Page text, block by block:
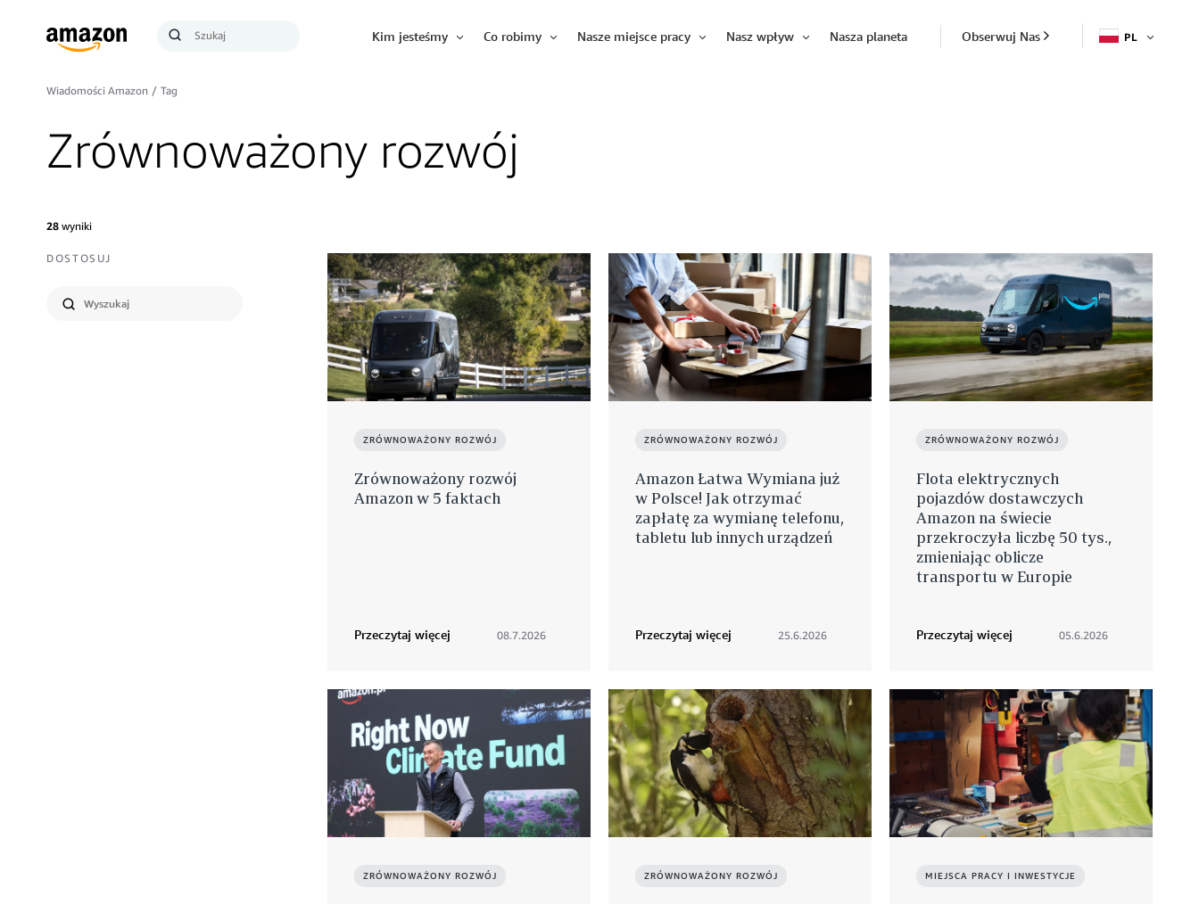
Szukaj
Kim jesteśmy
Co robimy
Nasze miejsce pracy
Nasz wpływ
Nasza planeta Obserwuj Nas PL
Wiadomości Amazon / Tag
Zrównoważony rozwój
28 wyniki
DOSTOSUJ
Wyślij
ZRÓWNOWAŻONY ROZWÓJ
Zrównoważony rozwój
Amazon w 5 faktach
Przeczytaj więcej 08.7.2026
ZRÓWNOWAŻONY ROZWÓJ
Amazon Łatwa Wymiana już
w Polsce! Jak otrzymać
zapłatę za wymianę telefonu,
tabletu lub innych urządzeń
Przeczytaj więcej 25.6.2026
ZRÓWNOWAŻONY ROZWÓJ
Flota elektrycznych
pojazdów dostawczych
Amazon na świecie
przekroczyła liczbę 50 tys.,
zmieniając oblicze
transportu w Europie
Przeczytaj więcej 05.6.2026
ZRÓWNOWAŻONY ROZWÓJ ZRÓWNOWAŻONY ROZWÓJ MIEJSCA PRACY I INWESTYCJE